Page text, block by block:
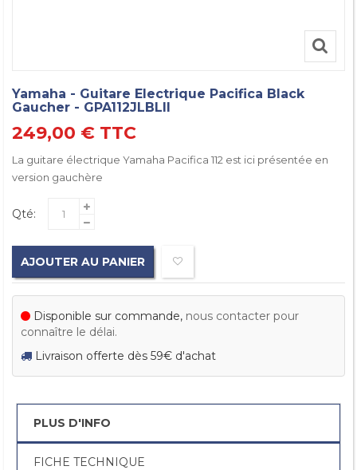
Yamaha - Guitare Electrique Pacifica Black
Gaucher - GPA112JLBLII
249,00 € TTC
La guitare électrique Yamaha Pacifica 112 est ici présentée en
version gauchère
Qté:
AJOUTER AU PANIER
Disponible sur commande, nous contacter pour
connaître le délai.
Livraison offerte dès 59€ d'achat
PLUS D'INFO
FICHE TECHNIQUE